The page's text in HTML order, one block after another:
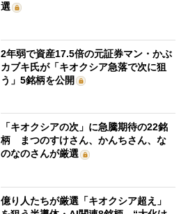
選
2年弱で資産17.5倍の元証券マン・かぶ
カブキ氏が「キオクシア急落で次に狙
う」5銘柄を公開
「キオクシアの次」に急騰期待の22銘
柄 まつのすけさん、かんちさん、な
のなのさんが厳選
億り人たちが厳選「キオクシア超え」